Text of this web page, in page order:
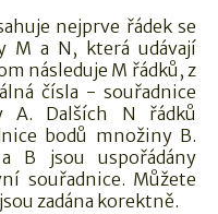
nejprve řádek se
M a N, která udávají
následuje M řádků, z
čísla - souřadnice
A. Dalších N řádků
bodů množiny B.
B jsou uspořádány
souřadnice. Můžete
zadána korektně.